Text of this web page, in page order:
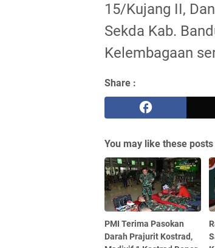
15/Kujang II,
Sekda Kab.
Kelembagaan
Share :
You may like these posts
PMI Terima Pasokan
Darah Prajurit Kostrad,